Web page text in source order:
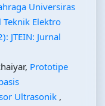
Universiras
Teknik Elektro
JTEIN: Jurnal
Prototipe
Ultrasonik ,